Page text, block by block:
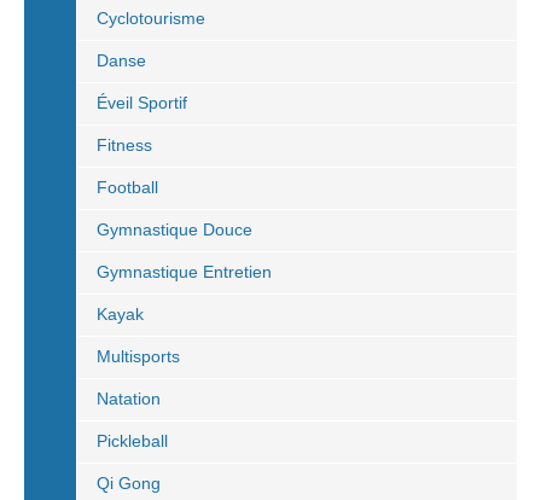
Cyclotourisme
Danse
Éveil Sportif
Fitness
Football
Gymnastique Douce
Gymnastique Entretien
Kayak
Multisports
Natation
Pickleball
Qi Gong